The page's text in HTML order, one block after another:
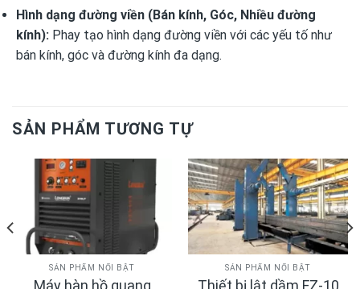
Hình dạng đường viền (Bán kính, Góc, Nhiều đường
kính):Phay tạo hình dạng đường viền với các yếu tố như
bán kính, góc và đường kính đa dạng.
SẢN PHẨM TƯƠNG TỰ
SẢN PHẨM NỔI BẬT
Máy hàn hồ quang
SẢN PHẨM NỔI BẬT
Thiết bị lật dầm FZ-10